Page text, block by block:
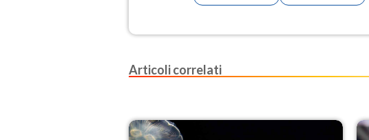
Articoli correlati